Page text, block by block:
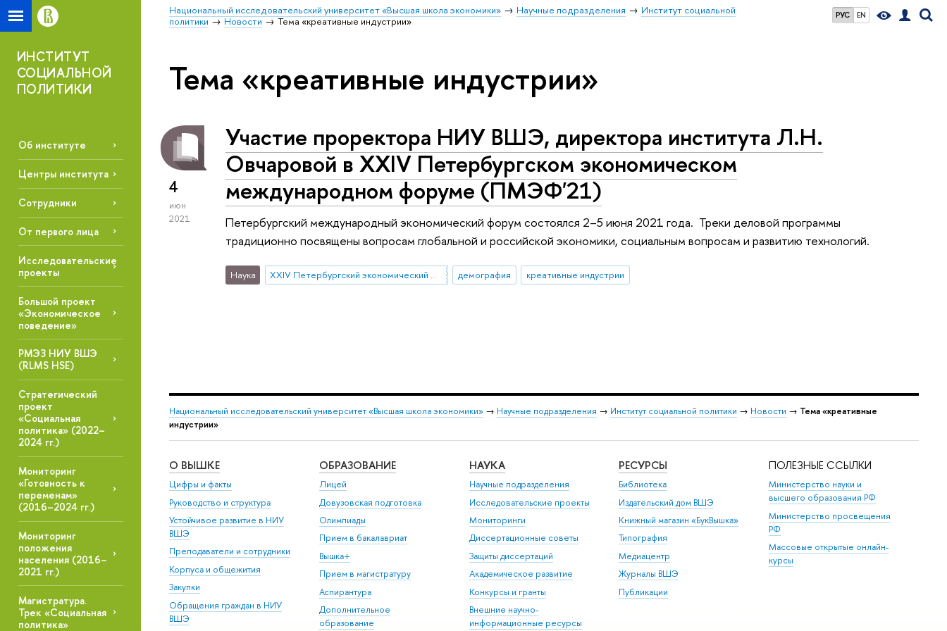
РУС EN
Национальный исследовательский университет «Высшая школа экономики» Научные подразделения
Институт социальной
политики
Новости Тема «креативные индустрии»
ИНСТИТУТ
СОЦИАЛЬНОЙ
ПОЛИТИКИ
Об институте
Центры института
Сотрудники
От первого лица
Исследовательские
проекты
Большой проект
«Экономическое
поведение»
РМЭЗ НИУ ВШЭ
(RLMS HSE)
Стратегический
проект
«Социальная
политика» (2022–
2024 гг.)
Мониторинг
«Готовность к
переменам»
(2016–2024 гг.)
Мониторинг
положения
населения (2016–
2021 гг.)
Магистратура.
Трек «Социальная
политика»
Тема «креативные индустрии»
4
июн
2021
Участие проректора НИУ ВШЭ, директора института Л.Н.
Овчаровой в XXIV Петербургском экономическом
международном форуме (ПМЭФ'21)
Петербургский международный экономический форум состоялся 2–5 июня 2021 года. Треки деловой программы
традиционно посвящены вопросам глобальной и российской экономики, социальным вопросам и развитию технологий.
Наука XXIV Петербургский экономический международный форум демография креативные индустрии
Национальный исследовательский университет «Высшая школа экономики» → Научные подразделения → Институт социальной политики → Новости → Тема «креативные
индустрии»
О ВЫШКЕ
Цифры и факты
Руководство и структура
Устойчивое развитие в НИУ
ВШЭ
Преподаватели и сотрудники
Корпуса и общежития
Закупки
Обращения граждан в НИУ
ВШЭ
ОБРАЗОВАНИЕ
Лицей
Довузовская подготовка
Олимпиады
Прием в бакалавриат
Вышка+
Прием в магистратуру
Аспирантура
Дополнительное
образование
НАУКА
Научные подразделения
Исследовательские проекты
Мониторинги
Диссертационные советы
Защиты диссертаций
Академическое развитие
Конкурсы и гранты
Внешние научно-
информационные ресурсы
РЕСУРСЫ
Библиотека
Издательский дом ВШЭ
Книжный магазин «БукВышка»
Типография
Медиацентр
Журналы ВШЭ
Публикации
ПОЛЕЗНЫЕ ССЫЛКИ
Министерство науки и
высшего образования РФ
Министерство просвещения
РФ
Массовые открытые онлайн-
курсы